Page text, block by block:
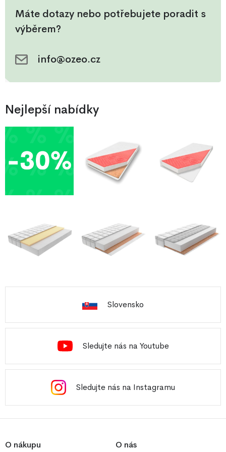
použití pružinek uložených v
kapsičkách, které mají 7 zón
Máte dotazy nebo potřebujete poradit s
výběrem?
info@ozeo.cz
Nejlepší nabídky
Slovensko
Sledujte nás na Youtube
Sledujte nás na Instagramu
O nákupu O nás